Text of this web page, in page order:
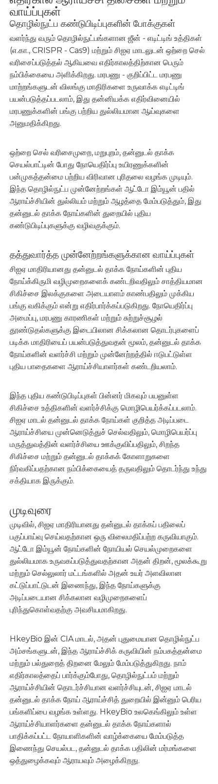
வாய்ப்புகள்
தொழில்நுட்ப கண்டுபிடிப்புகளின் போக்குகள்
வளர்ந்து வரும் தொழில்நுட்பங்களான ஜீன் - எடிட்டிங் உத்திகள்
(எ.கா., CRISPR - Cas9) மற்றும் சிஐஏ மாடலுடன் ஒற்றை செல்
வரிசைப்படுத்தல் ஆகியவை எதிர்காலத்திற்கான பெரும்
நம்பிக்கையை அளிக்கிறது. மரபணு - குறிப்பிட்ட மரபணு
மாற்றங்களுடன் விலங்கு மாதிரிகளை உருவாக்க எடிட்டிங்
பயன்படுத்தப்படலாம், இது தன்னியக்க எதிர்வினையில்
மரபணுக்களின் பங்கு பற்றிய துல்லியமான ஆய்வுகளை
அனுமதிக்கிறது.
ஒற்றை செல் வரிசைமுறை, மறுபுறம், தன்னுடல் தாக்க
செயல்பாட்டின் போது நோயெதிர்ப்பு உயிரணுக்களின்
பன்முகத்தன்மை பற்றிய விரிவான புரிதலை வழங்க முடியும்.
இந்த தொழில்நுட்ப முன்னேற்றங்கள் ஆட்டோ இம்யூன் பதில்
ஆராய்ச்சியின் துல்லியம் மற்றும் ஆழத்தை மேம்படுத்தும், இது
தன்னுடல் தாக்க நோய்களின் துறையில் புதிய
கண்டுபிடிப்புகளுக்கு வழிவகுக்கும்.
தத்துவார்த்த முன்னேற்றங்களுக்கான வாய்ப்புகள்
சிஐஏ மாதிரியானது தன்னுடல் தாக்க நோய்களின் புதிய
நோய்க்கிருமி வழிமுறைகளைக் கண்டறிவதிலும் சாத்தியமான
சிகிச்சை இலக்குகளை அடையாளம் காண்பதிலும் முக்கிய
பங்கு வகிக்கும் என்று எதிர்பார்க்கப்படுகிறது. நோயெதிர்ப்பு
அமைப்பு, மரபணு காரணிகள் மற்றும் சுற்றுச்சூழல்
தூண்டுதல்களுக்கு இடையிலான சிக்கலான தொடர்புகளைப்
படிக்க மாதிரியைப் பயன்படுத்துவதன் மூலம், தன்னுடல் தாக்க
நோய்களின் வளர்ச்சி மற்றும் முன்னேற்றத்தில் ஈடுபட்டுள்ள
புதிய பாதைகளை ஆராய்ச்சியாளர்கள் கண்டறியலாம்.
இந்த புதிய கண்டுபிடிப்புகள் பின்னர் மிகவும் பயனுள்ள
சிகிச்சை உத்திகளின் வளர்ச்சிக்கு மொழிபெயர்க்கப்படலாம்.
சிஐஏ மாடல் தன்னுடல் தாக்க நோய்கள் குறித்த அடிப்படை
ஆராய்ச்சியை முன்னெடுத்துச் செல்வதிலும், மொழிபெயர்ப்பு
மருத்துவத்தின் வளர்ச்சியை ஊக்குவிப்பதிலும், சிறந்த
சிகிச்சை மற்றும் தன்னுடல் தாக்கக் கோளாறுகளை
நிர்வகிப்பதற்கான நம்பிக்கையைத் தருவதிலும் தொடர்ந்து உந்து
சக்தியாக இருக்கும்.
முடிவுரை
முடிவில், சிஐஏ மாதிரியானது தன்னுடல் தாக்கப் பதிலைப்
பகுப்பாய்வு செய்வதற்கான ஒரு விலைமதிப்பற்ற கருவியாகும்.
ஆட்டோ இம்யூன் நோய்களின் நோயியல் செயல்முறைகளை
துல்லியமாக உருவகப்படுத்துவதற்கான அதன் திறன், மூலக்கூறு
மற்றும் செல்லுலார் மட்டங்களில் அதன் உயர் அளவிலான
கட்டுப்பாட்டுடன் இணைந்து, இந்த நோய்களுக்கு
அடிப்படையான சிக்கலான வழிமுறைகளைப்
புரிந்துகொள்வதற்கு அவசியமாகிறது.
HkeyBio இன் CIA மாடல், அதன் புதுமையான தொழில்நுட்ப
அம்சங்களுடன், இந்த ஆராய்ச்சிக் கருவியின் நம்பகத்தன்மை
மற்றும் பல்துறைத் திறனை மேலும் மேம்படுத்துகிறது. நாம்
எதிர்காலத்தைப் பார்க்கும்போது, ​​தொழில்நுட்பம் மற்றும்
ஆராய்ச்சியின் தொடர்ச்சியான வளர்ச்சியுடன், சிஐஏ மாடல்
தன்னுடல் தாக்க நோய் ஆராய்ச்சித் துறையில் இன்னும் பெரிய
பங்களிப்பை வழங்க உள்ளது. HkeyBio உலகெங்கிலும் உள்ள
ஆராய்ச்சியாளர்களை தன்னுடல் தாக்க நோய்களால்
பாதிக்கப்பட்ட நோயாளிகளின் வாழ்க்கையை மேம்படுத்த
இணைந்து செயல்பட, தன்னுடல் தாக்க பதிலின் மர்மங்களை
ஒத்துழைக்கவும் ஆராயவும் அழைக்கிறது.